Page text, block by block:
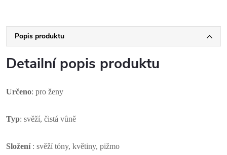
Popis produktu
Detailní popis produktu
Určeno: pro ženy
Typ: svěží, čistá vůně
Složení: svěží tóny, květiny, pižmo